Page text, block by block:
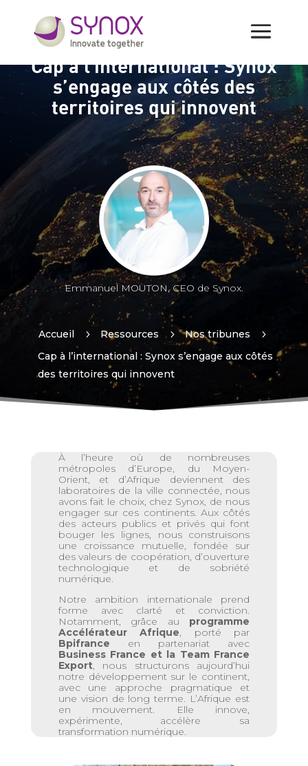
Cap à l’international : Synox
s’engage aux côtés des
territoires qui innovent
Emmanuel MOUTON, CEO de Synox.
Accueil 5 Ressources 5 Nos tribunes
5
Cap à l’international : Synox s’engage aux côtés
des territoires qui innovent
À l’heure où de nombreuses
métropoles d’Europe, du Moyen-
Orient, et d’Afrique deviennent des
laboratoires de la ville connectée, nous
avons fait le choix, chez Synox, de nous
engager sur ces continents. Aux côtés
des acteurs publics et privés qui font
bouger les lignes, nous construisons
une croissance mutuelle, fondée sur
des valeurs de coopération, d’ouverture
technologique et de sobriété
numérique.
Notre ambition internationale prend
forme avec clarté et conviction.
Notamment, grâce au programme
Accélérateur Afrique, porté par
Bpifrance en partenariat avec
Business France et la Team France
Export, nous structurons aujourd’hui
notre développement sur le continent,
avec une approche pragmatique et
une vision de long terme. L’Afrique est
en mouvement. Elle innove,
expérimente, accélère sa
transformation numérique.